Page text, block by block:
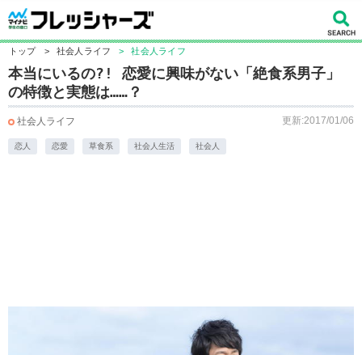
トップ > 社会人ライフ > 社会人ライフ
本当にいるの?! 恋愛に興味がない「絶食系男子」
の特徴と実態は……？
社会人ライフ 更新:2017/01/06
恋人 恋愛 草食系 社会人生活 社会人